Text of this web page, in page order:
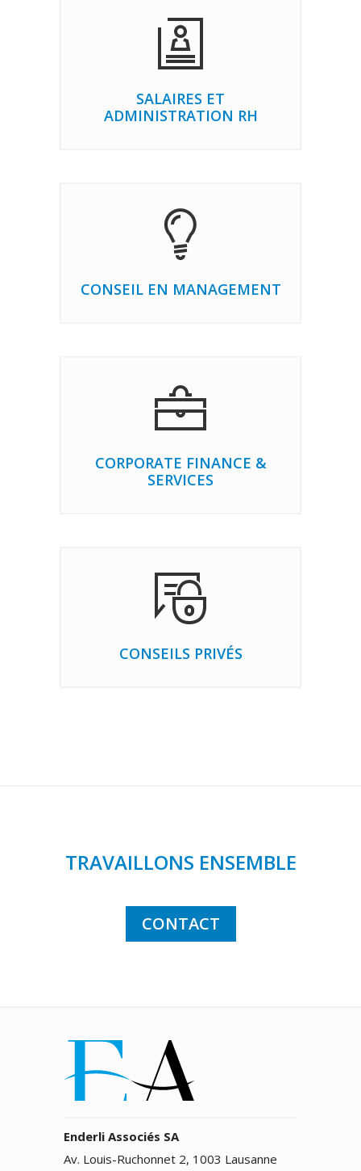
SALAIRES ET
ADMINISTRATION RH
CONSEIL EN MANAGEMENT
CORPORATE FINANCE &
SERVICES
CONSEILS PRIVÉS
TRAVAILLONS ENSEMBLE
CONTACT
Enderli Associés SA
Av. Louis-Ruchonnet 2, 1003 Lausanne